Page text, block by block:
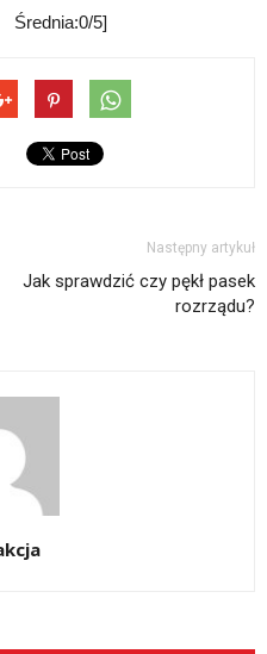
Średnia:0/5]
Następny artykuł
Jak sprawdzić czy pękł pasek
rozrządu?